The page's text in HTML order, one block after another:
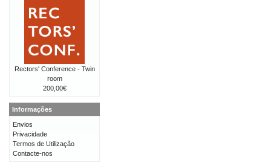
Rectors' Conference - Twin
room
200,00€
Informações
Envios
Privacidade
Termos de Utilização
Contacte-nos